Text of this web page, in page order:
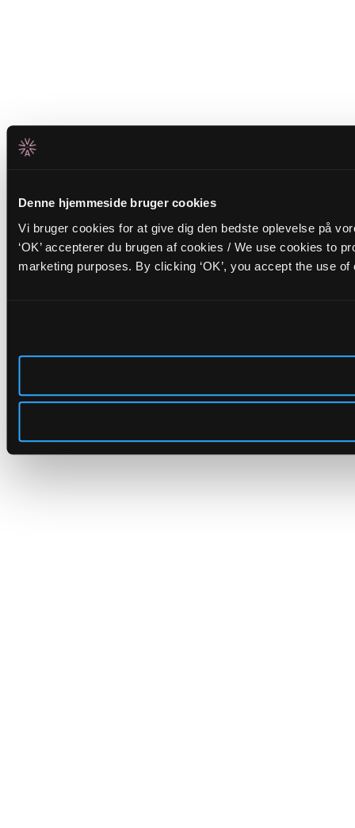
Denne hjemmeside bruger cookies
Vi bruger cookies for at give dig den bedste oplevelse på
‘OK’ accepterer du brugen af cookies / We use cookies to
marketing purposes. By clicking ‘OK’, you accept the use of